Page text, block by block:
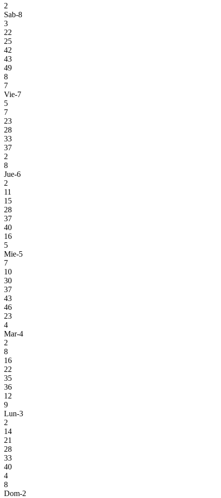
2
Sab-8
3
22
25
42
43
49
8
7
Vie-7
5
7
23
28
33
37
2
8
Jue-6
2
11
15
28
37
40
16
5
Mie-5
7
10
30
37
43
46
23
4
Mar-4
2
8
16
22
35
36
12
9
Lun-3
2
14
21
28
33
40
4
8
Dom-2